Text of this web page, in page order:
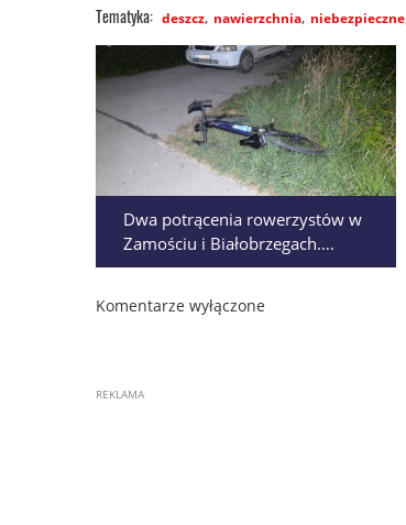
deszcz nawierzchnia niebezpieczne
Dwa potrącenia rowerzystów w
Zamościu i Białobrzegach.
Poszkodowani trafili do szpitala
Komentarze wyłączone